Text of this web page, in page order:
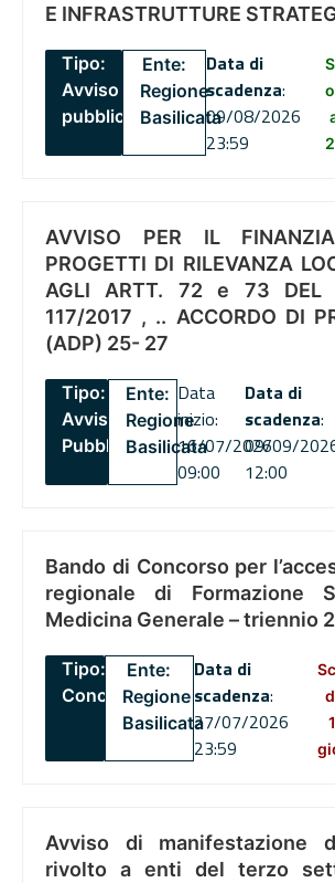
E INFRASTRUTTURE
Tipo:
Avviso
pubblico
Ente:
Regione
Basilicata
Data di
scadenza:
09/08/2026
23:59
AVVISO PER IL
PROGETTI DI RILEVANZA
AGLI ARTT. 72 e 73 DEL
117/2017 , .. ACCORDO DI
(ADP) 25- 27
Tipo:
Avviso
Pubblico
Ente:
Regione
Basilicata
Data
inizio:
16/07/2026
09:00
Data di
scadenza:
09/09/
12:00
Bando di Concorso per
regionale di Formazione
Medicina Generale – triennio
Tipo:
Concorsi
Ente:
Regione
Basilicata
Data di
scadenza:
27/07/2026
23:59
Avviso di manifestazione
rivolto a enti del terzo